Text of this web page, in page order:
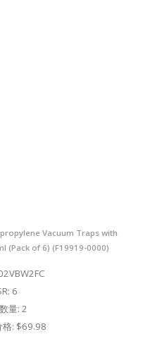
Vacuum Traps with
(Pack of 6) (F19919-0000)
6
量: 2
: $69.98